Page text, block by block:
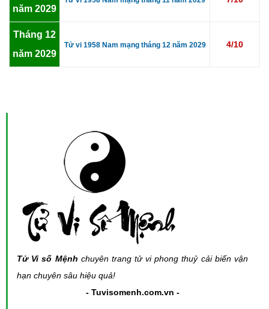
năm 2029
Tháng 12
năm 2029
Tử vi 1958 Nam mạng tháng 12 năm 2029 4/10
Tử Vi số Mệnh chuyên trang tử vi phong thuỷ cải biến vận
hạn chuyên sâu hiệu quả!
- Tuvisomenh.com.vn -